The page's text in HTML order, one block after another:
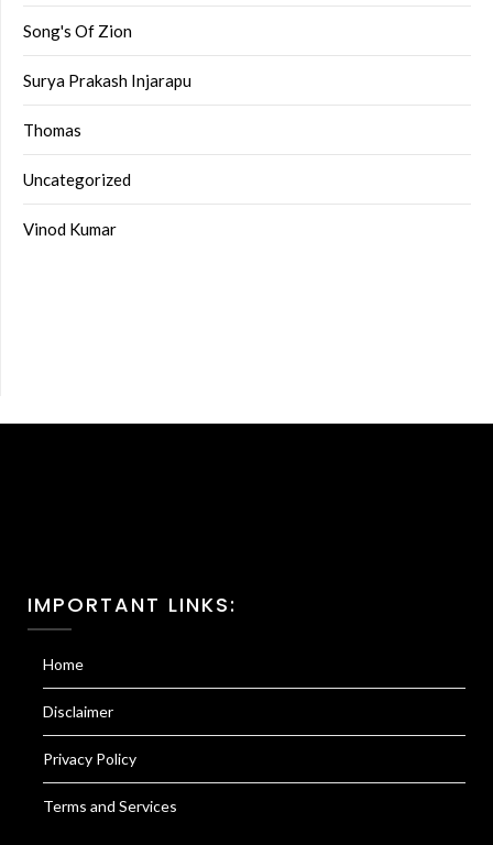
Song's Of Zion
Surya Prakash Injarapu
Thomas
Uncategorized
Vinod Kumar
IMPORTANT LINKS:
Home
Disclaimer
Privacy Policy
Terms and Services